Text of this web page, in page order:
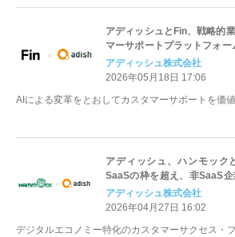
アディッシュとFin、戦略的
マーサポートプラットフォ
らびに「導入」から「事業成
モデルを提供
アディッシュ株式会社
2026年05月18日 17:06
AIによる変革をとおしてカスタマーサポートを価
アディッシュ、ハンモック
SaaSの枠を超え、非SaaS
支援を展開
アディッシュ株式会社
2026年04月27日 16:02
デジタルエコノミー特化のカスタマーサクセス・